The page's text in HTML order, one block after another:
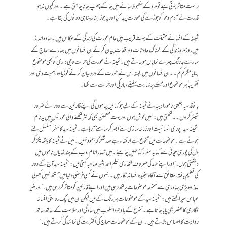
راست متاثر ہوتی ہے تو مرد کے مظبوط سائے میں جا کے چھپ جانا چاہتی ہے۔ اور کیوں نہ ہو
قدرت نے آدم و حوا کو جوڑے کی صورت پیدا کیا اور یہ جوڑا بنا رہنا ہی دونوں کی بقا ہے۔
ثمینہ کے افسانے حقیقت کے بہت قریب ہیں عام عورت کی زندگی کے عکاس ہیں۔سادہ انداز
میں روزمرہ زندگی کے المناک حادثات و واقعات بیان کرتے ان افسانوں میں ہمارے سماج کے
سارے بدرنگ چہرے نمایاں ہو جاتے ہیں۔ ثمینہ نے عورت کی جرات و جی داری کو بھی موضوع
بنایا مگر کم کم۔۔ ان افسانوں میں البتہ اس نے عورت کے درد بیان کرنے کو زیادہ اہمیت دی اور
تقریباً ہر موضوع اور مسئلے پر نہایت سلیقے،باریکی اور جرات سے لکھا۔
بانو قدسیہ جیسی نامور ادیبہ نے ثمینہ کےلیے جو کہا میں چاہوں گی اپنے قارئین سے وہ رائے ضرور
شیئر کروں۔۔لکھتی ہیں: “میں خوش ہوں اور بہت مطمئن بھی کہ نثر لکھنے والی عورتوں میں یہ نام
‘ثمینہ سید’ پوری انسانیت اور زمانہ سازی لئے ابھر کر سامنے آ رہا ہے۔ثمینہ سید کا سفر تسلسل لئے
ہوئے ہے۔موضوعات میں تنوع ہے ارتقاء ہے صد شکر کہ جمود نہیں۔میں نے ثمینہ کا ہاتھ پکڑ کر
دل کی پوری سچائی سے کہا یہ سفر رکنا نہیں چاہیئے۔ میں تمہارا نام ادب کے چند نمایاں ناموں میں
دیکھتی ہوں.” اور اپنے عہد کی معروف لکھاری نیلم احمد بشیر صاحبہ کہتی ہیں: ” ثمینہ سید آج کے دور
کی تعلیم یافتہ ،حقائق سے آگاہ سنجیدہ افسانہ نگار ہیں۔انہوں نے کسی فرضی دنیا میں آنکھ نہیں کھولی
لہذا وہ بڑی بہادری سے ممنوعہ موضوعات پر لکھ رہی ہیں اور اپنے قارئین کو متاثر کر رہی ہیں.” اور منیر
عباس سپرا کہتے ہیں: “ثمینہ سید کے موضوعات ہر رنگ کے ہیں لیکن ان میں ایک روایتی افسانہ
نگاری کا عنصر بھی پایا جاتا ہے۔تنوع کے باوجود اسلوب میں سادگی اور سلاست کے ساتھ ساتھ
روایت کا احساس دلاتے ہیں۔ان کے موضوعات سماج کی اکثریت کی نمائندگی کرتے ہیں.”